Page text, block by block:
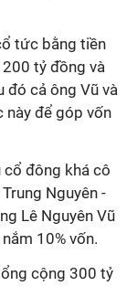
tức bằng tiền
tỷ đồng và
đó cả ông Vũ và
này để góp vốn
cổ đông khá cô
Nguyên -
Lê Nguyên Vũ
10% vốn.
cộng 300 tỷ